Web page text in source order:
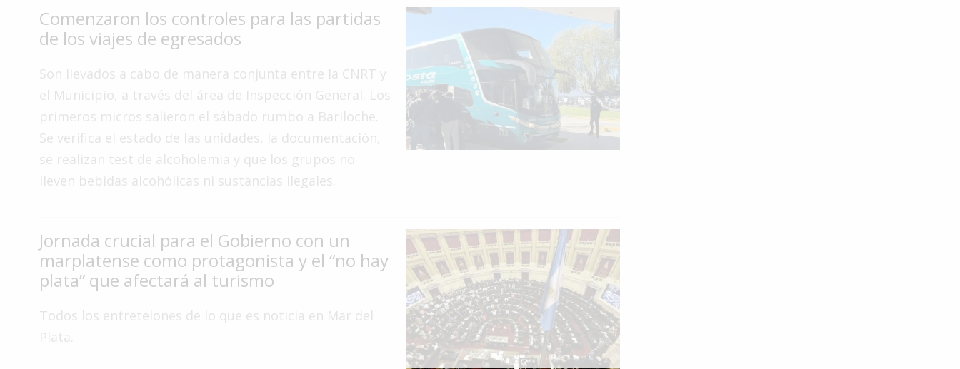
Ciudad
Espectáculos
Policiales
Clasificados
Fúnebres
Comenzaron los controles para las partidas
de los viajes de egresados
Son llevados a cabo de manera conjunta entre la CNRT y
el Municipio, a través del área de Inspección General. Los
primeros micros salieron el sábado rumbo a Bariloche.
Se verifica el estado de las unidades, la documentación,
se realizan test de alcoholemia y que los grupos no
lleven bebidas alcohólicas ni sustancias ilegales.
Jornada crucial para el Gobierno con un
marplatense como protagonista y el “no hay
plata” que afectará al turismo
Todos los entretelones de lo que es noticia en Mar del
Plata.